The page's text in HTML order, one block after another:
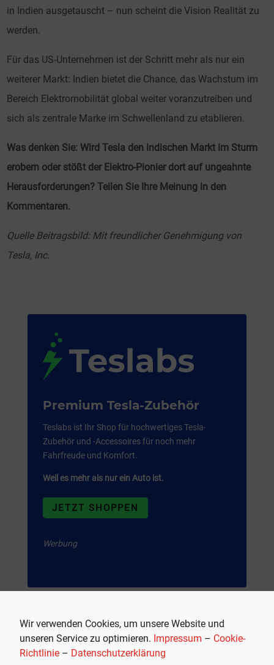
Wir verwenden Cookies, um unsere Website und
unseren Service zu optimieren. Impressum – Cookie-
Richtlinie – Datenschutzerklärung
in Indien ausgetauscht – nun scheint die Vision Realität zu
werden.
Für das US-Unternehmen ist der Schritt mehr als nur ein
weiterer Markt: Indien bietet die Chance, das Wachstum im
Bereich Elektromobilität global weiter voranzutreiben und
sich als zentrale Marke im Schwellenland zu etablieren.
Was denken Sie: Wird Tesla den indischen Markt im Sturm
erobern oder stößt der Elektro-Pionier dort auf ungeahnte
Herausforderungen? Teilen Sie Ihre Meinung in den
Kommentaren.
Quelle Beitragsbild: Mit freundlicher Genehmigung von
Tesla, Inc.
Premium Tesla-Zubehör
Teslabs ist Ihr Shop für hochwertiges Tesla-
Zubehör und -Accessoires für noch mehr
Fahrfreude und Komfort.
Weil es mehr als nur ein Auto ist.
JETZT SHOPPEN
Werbung